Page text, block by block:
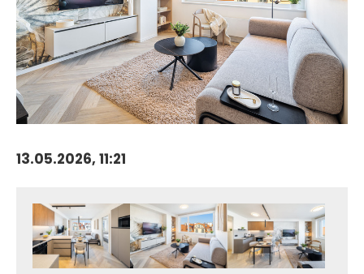
13.05.2026, 11:21